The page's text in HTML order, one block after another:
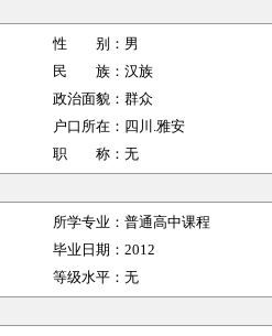
性 别： 男
民 族： 汉族
政治面貌： 群众
户口所在： 四川.雅安
职 称： 无
所学专业： 普通高中课程
毕业日期： 2012
等级水平： 无